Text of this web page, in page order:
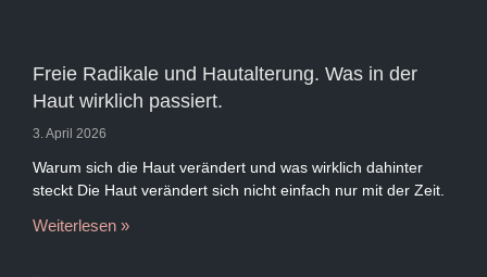
Freie Radikale und Hautalterung. Was in der
Haut wirklich passiert.
3. April 2026
Warum sich die Haut verändert und was wirklich dahinter
steckt Die Haut verändert sich nicht einfach nur mit der Zeit.
Weiterlesen »